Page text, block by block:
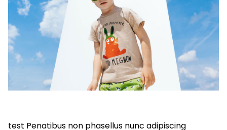
test Penatibus non phasellus nunc adipiscing